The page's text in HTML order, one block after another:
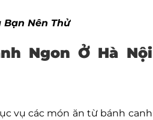
Nên Thử
Ngon Ở Hà Nội
vụ các món ăn từ bánh canh